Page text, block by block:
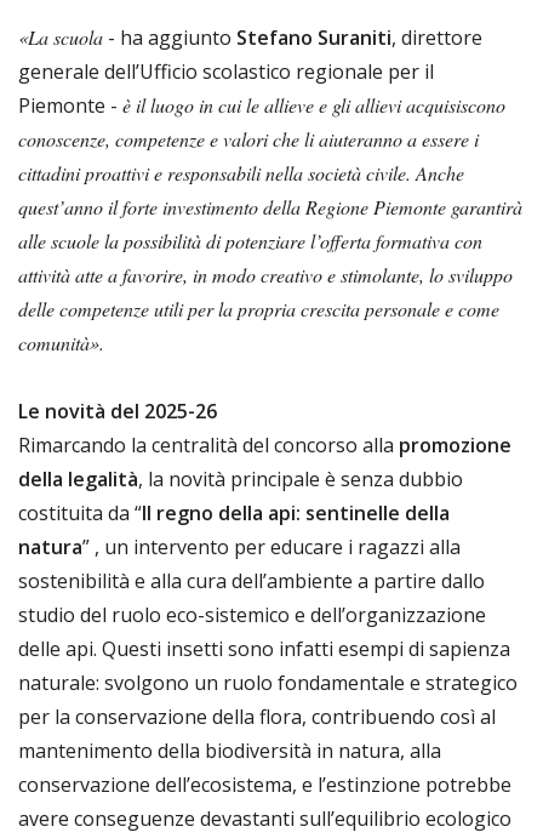
«La scuola - ha aggiunto Stefano Suraniti, direttore
generale dell’Ufficio scolastico regionale per il
Piemonte - è il luogo in cui le allieve e gli allievi acquisiscono
conoscenze, competenze e valori che li aiuteranno a essere i
cittadini proattivi e responsabili nella società civile. Anche
quest’anno il forte investimento della Regione Piemonte garantirà
alle scuole la possibilità di potenziare l’offerta formativa con
attività atte a favorire, in modo creativo e stimolante, lo sviluppo
delle competenze utili per la propria crescita personale e come
comunità».
Le novità del 2025-26
Rimarcando la centralità del concorso alla promozione
della legalità, la novità principale è senza dubbio
costituita da “Il regno della api: sentinelle della
natura” , un intervento per educare i ragazzi alla
sostenibilità e alla cura dell’ambiente a partire dallo
studio del ruolo eco-sistemico e dell’organizzazione
delle api. Questi insetti sono infatti esempi di sapienza
naturale: svolgono un ruolo fondamentale e strategico
per la conservazione della flora, contribuendo così al
mantenimento della biodiversità in natura, alla
conservazione dell’ecosistema, e l’estinzione potrebbe
avere conseguenze devastanti sull’equilibrio ecologico